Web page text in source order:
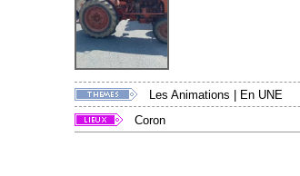
Les Animations
En UNE
Coron